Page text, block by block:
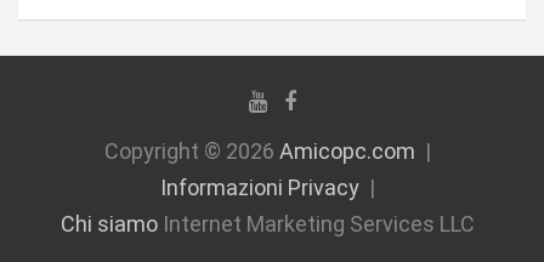
Copyright © 2026 Amicopc.com
Informazioni Privacy
Chi siamoInternet Marketing Services LLC